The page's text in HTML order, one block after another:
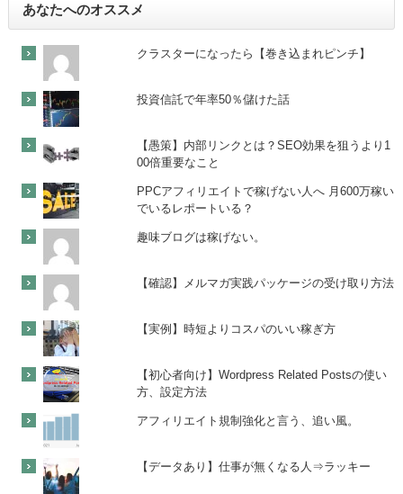
あなたへのオススメ
クラスターになったら【巻き込まれピンチ】
投資信託で年率50％儲けた話
【愚策】内部リンクとは？SEO効果を狙うより1
00倍重要なこと
PPCアフィリエイトで稼げない人へ 月600万稼い
でいるレポートいる？
趣味ブログは稼げない。
【確認】メルマガ実践パッケージの受け取り方法
【実例】時短よりコスパのいい稼ぎ方
【初心者向け】Wordpress Related Postsの使い
方、設定方法
アフィリエイト規制強化と言う、追い風。
【データあり】仕事が無くなる人⇒ラッキー